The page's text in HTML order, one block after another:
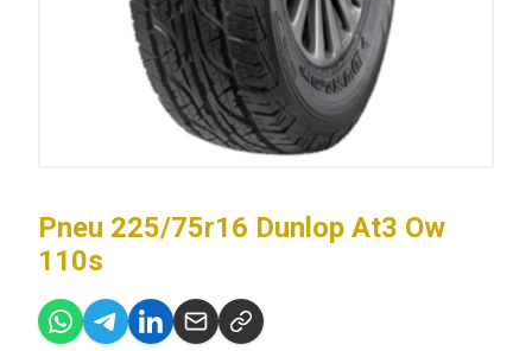
Pneu 225/75r16 Dunlop At3 Ow
110s